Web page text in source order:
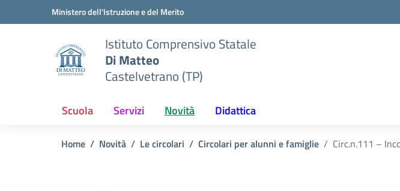
Vai ai contenuti
Vai al menu di navigazioneMinistero dell'Istruzione e del Merito
Istituto Comprensivo Statale
Di Matteo
Castelvetrano (TP)
Scuola Servizi Novità Didattica
Home Novità Le circolari Circolari per alunni e famiglie Circ.n.111 –